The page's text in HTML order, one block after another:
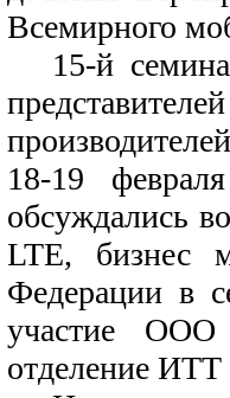
Всемирного
15-й
18-19
обсуждались
LTE, бизнес
Федерации в
участие
отделение